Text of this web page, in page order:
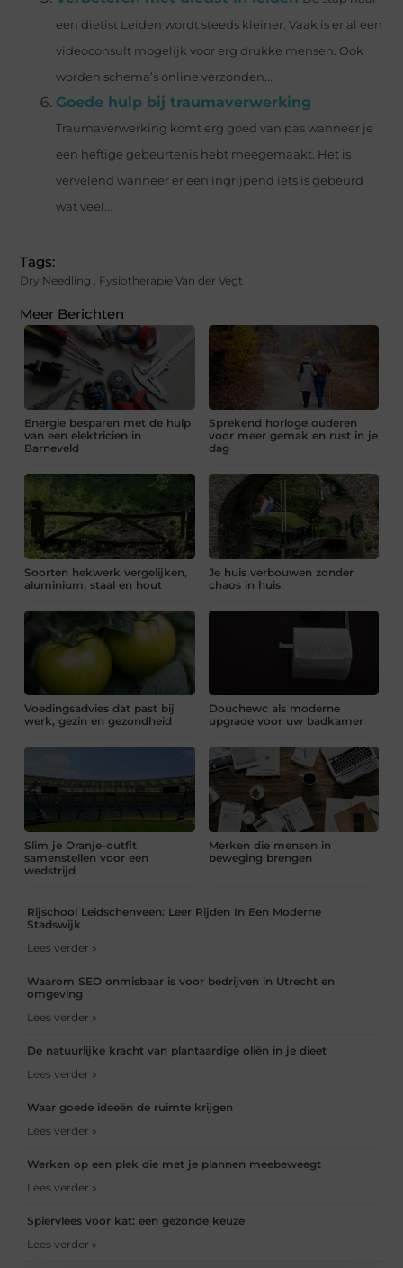
een dietist Leiden wordt steeds kleiner. Vaak is er al een
videoconsult mogelijk voor erg drukke mensen. Ook
worden schema’s online verzonden...
Goede hulp bij traumaverwerking
Traumaverwerking komt erg goed van pas wanneer je
een heftige gebeurtenis hebt meegemaakt. Het is
vervelend wanneer er een ingrijpend iets is gebeurd
wat veel...
Tags:
Dry Needling Fysiotherapie Van der Vegt
Meer Berichten
Energie besparen met de hulp
van een elektricien in
Barneveld
Sprekend horloge ouderen
voor meer gemak en rust in je
dag
Soorten hekwerk vergelijken,
aluminium, staal en hout
Je huis verbouwen zonder
chaos in huis
Voedingsadvies dat past bij
werk, gezin en gezondheid
Douchewc als moderne
upgrade voor uw badkamer
Slim je Oranje-outfit
samenstellen voor een
wedstrijd
Merken die mensen in
beweging brengen
Rijschool Leidschenveen: Leer Rijden In Een Moderne
Stadswijk
Lees verder »
Waarom SEO onmisbaar is voor bedrijven in Utrecht en
omgeving
Lees verder »
De natuurlijke kracht van plantaardige oliën in je dieet
Lees verder »
Waar goede ideeën de ruimte krijgen
Lees verder »
Werken op een plek die met je plannen meebeweegt
Lees verder »
Spiervlees voor kat: een gezonde keuze
Lees verder »